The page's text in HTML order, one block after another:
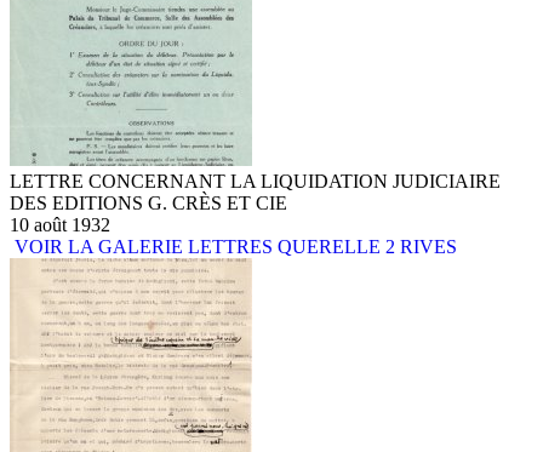
LETTRE CONCERNANT LA LIQUIDATION JUDICIAIRE
DES EDITIONS G. CRÈS ET CIE
10 août 1932
VOIR LA GALERIE LETTRES QUERELLE 2 RIVES